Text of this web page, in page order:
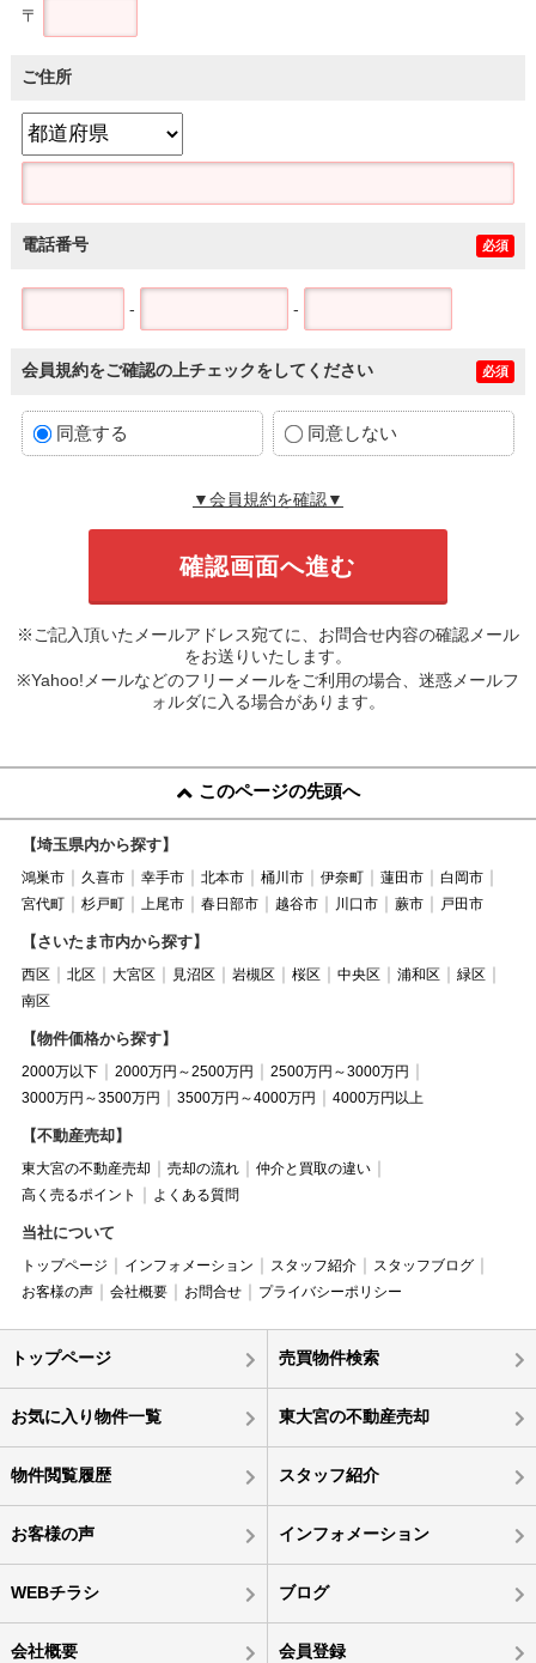
〒
ご住所
電話番号 必須
- -
会員規約をご確認の上チェックをしてください 必須
同意する 同意しない
▼会員規約を確認▼
※ご記入頂いたメールアドレス宛てに、お問合せ内容の確認メール
をお送りいたします。
※Yahoo!メールなどのフリーメールをご利用の場合、迷惑メールフ
ォルダに入る場合があります。
このページの先頭へ
【埼玉県内から探す】
鴻巣市 久喜市 幸手市 北本市 桶川市 伊奈町 蓮田市
白岡市
宮代町
杉戸町 上尾市 春日部市 越谷市 川口市 蕨市 戸田市
【さいたま市内から探す】
西区 北区 大宮区 見沼区 岩槻区 桜区 中央区 浦和区
緑区
南区
【物件価格から探す】
2000万以下 2000万円～2500万円
2500万円～3000万円
3000万円～3500万円
3500万円～4000万円 4000万円以上
【不動産売却】
東大宮の不動産売却 売却の流れ
仲介と買取の違い
高く売るポイント
よくある質問
当社について
トップページ インフォメーション スタッフ紹介
スタッフブログ
お客様の声
会社概要 お問合せ プライバシーポリシー
トップページ 売買物件検索
お気に入り物件一覧 東大宮の不動産売却
物件閲覧履歴 スタッフ紹介
お客様の声 インフォメーション
WEBチラシ ブログ
会社概要 会員登録